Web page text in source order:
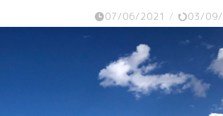
07/06/2021 / 03/09/